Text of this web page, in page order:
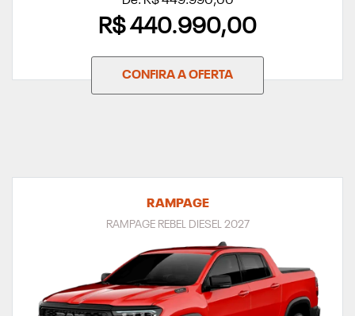
R$ 440.990,00
CONFIRA A OFERTA
RAMPAGE
RAMPAGE REBEL DIESEL 2027